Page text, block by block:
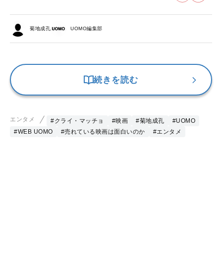
菊地成孔 UOMO編集部
続きを読む
エンタメ #クライ・マッチョ #映画 #菊地成孔
#UOMO
#WEB UOMO
#売れている映画は面白いのか #エンタメ